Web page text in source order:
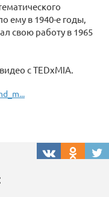
ему в 1940-е годы,
свою работу в 1965
с TEDxMIA.